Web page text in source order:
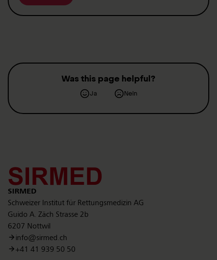
Was this page helpful?
Ja Nein
Kontakt
SIRMED
Schweizer Institut für Rettungsmedizin AG
Guido A. Zäch Strasse 2b
6207 Nottwil
info@sirmed.ch
+41 41 939 50 50